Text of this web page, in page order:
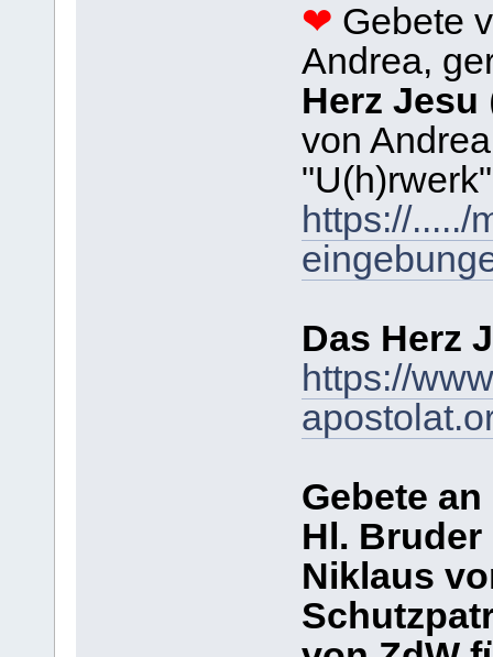
❤ Gebete
Andrea,
Herz Jesu
von
https://...../
Das Herz
https://
Gebete an
Hl. Bruder
Niklaus